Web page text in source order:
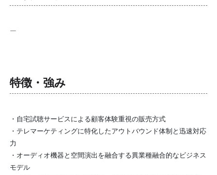
ー
特徴・強み
・自宅試聴サービスによる顧客体験重視の販売方式
・テレマーケティングに特化したアウトバウンド体制と迅速対応
力
・オーディオ機器と空間演出を融合する異業種融合的なビジネス
モデル